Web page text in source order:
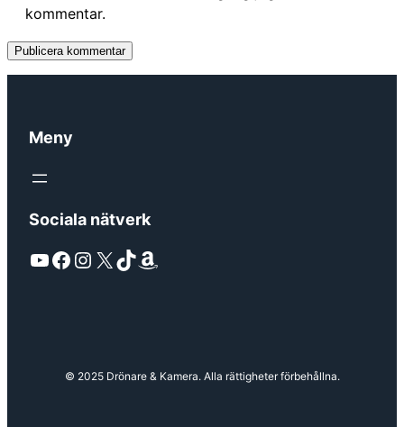
kommentar.
Meny
Sociala nätverk
YouTube Facebook Instagram X TikTok Amazon
© 2025 Drönare & Kamera. Alla rättigheter förbehållna.